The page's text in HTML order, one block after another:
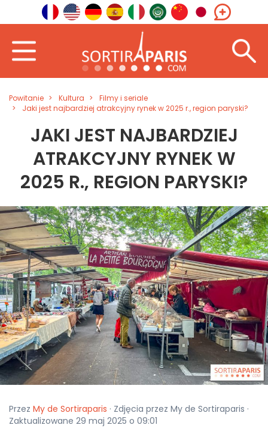
Powitanie Kultura
Filmy i seriale
Jaki jest najbardziej atrakcyjny rynek w 2025 r., region paryski?
JAKI JEST NAJBARDZIEJ
ATRAKCYJNY RYNEK W
2025 R., REGION PARYSKI?
Przez My de Sortiraparis · Zdjęcia przez My de Sortiraparis ·
Zaktualizowane 29 maj 2025 o 09:01